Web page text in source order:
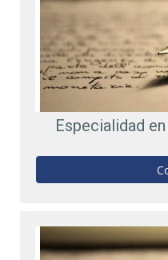
Especialidad